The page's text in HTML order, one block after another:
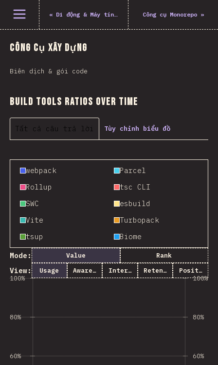
Mở menu « Di động & Máy tính để bàn Công cụ Monorepo »
Công cụ xây dựng
Biên dịch & gói code
Build Tools Ratios Over Time
Tất cả câu trả lời Tùy chỉnh biểu đồ
webpack
Parcel
Rollup
tsc CLI
SWC
esbuild
Vite
Turbopack
tsup
Biome
Mode: Value Rank
View: Usage Awareness Interest Retention Positivity
60%
80%
100%
60%
80%
100%